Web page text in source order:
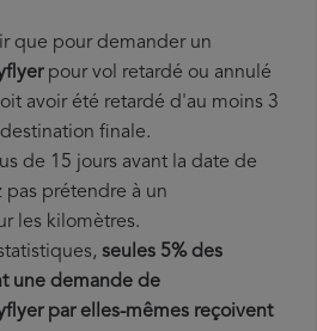
que pour demander un
pour vol retardé ou annulé
avoir été retardé d'au moins 3
finale.
de 15 jours avant la date de
pas prétendre à un
les kilomètres.
seules 5% des
une demande de
par elles-mêmes reçoivent